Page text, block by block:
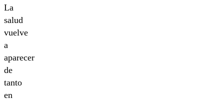
La
salud
vuelve
a
aparecer
de
tanto
en